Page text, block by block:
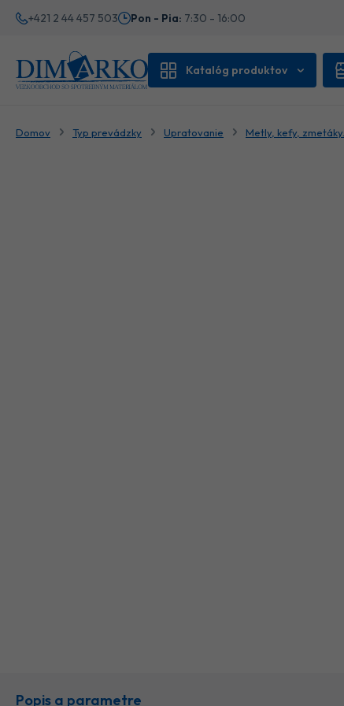
+421 2 44 457 503 Pon - Pia: 7:30 - 16:00
Katalóg produktov
Domov Typ prevádzky Upratovanie Metly, kefy, zmetáky...
Popis a parametre